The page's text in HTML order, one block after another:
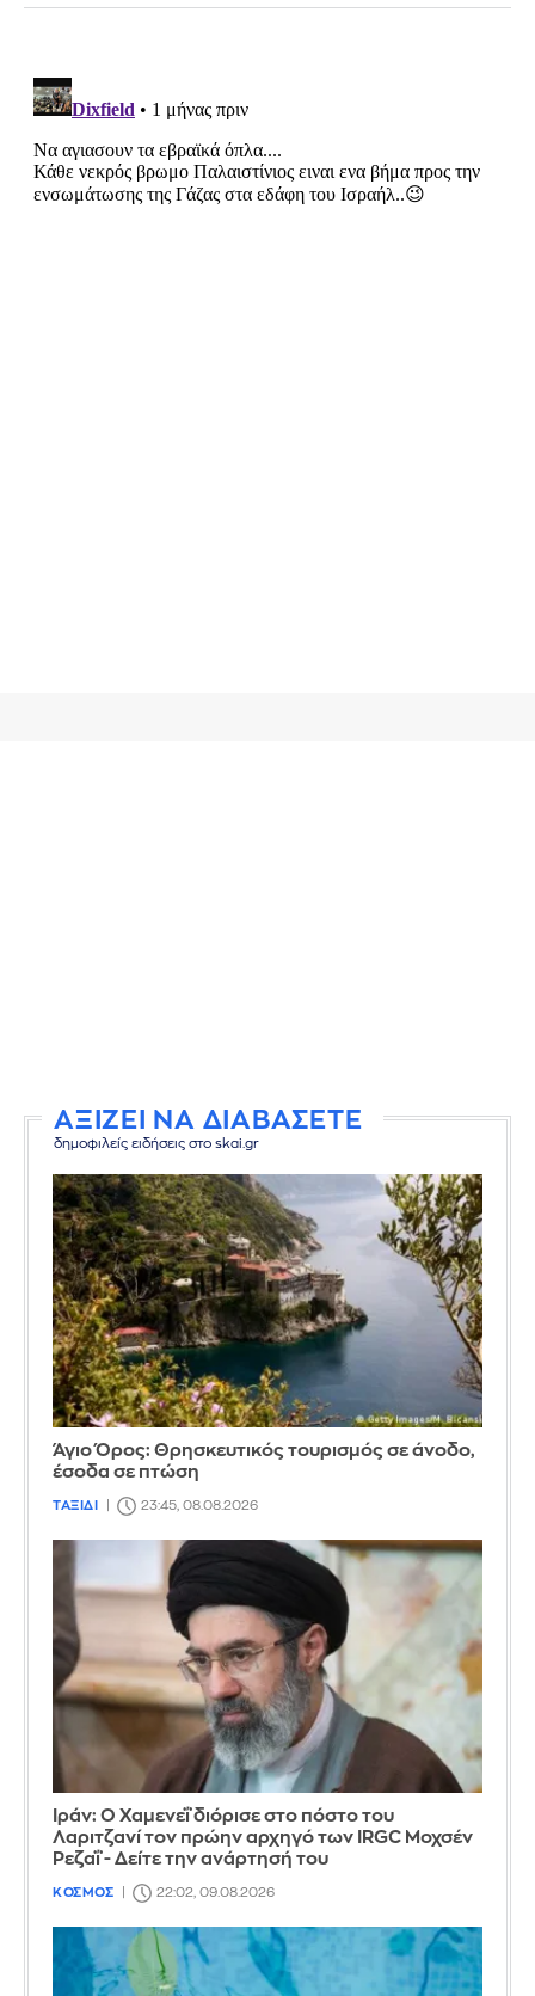
ΑΞΙΖΕΙ ΝΑ ΔΙΑΒΑΣΕΤΕ
δημοφιλείς ειδήσεις στο skai.gr
Άγιο Όρος: Θρησκευτικός τουρισμός σε άνοδο,
έσοδα σε πτώση
ΤΑΞΙΔΙ 23:45, 08.08.2026
Ιράν: Ο Χαμενεΐ διόρισε στο πόστο του
Λαριτζανί τον πρώην αρχηγό των IRGC Μοχσέν
Ρεζαΐ - Δείτε την ανάρτησή του
ΚΟΣΜΟΣ 22:02, 09.08.2026